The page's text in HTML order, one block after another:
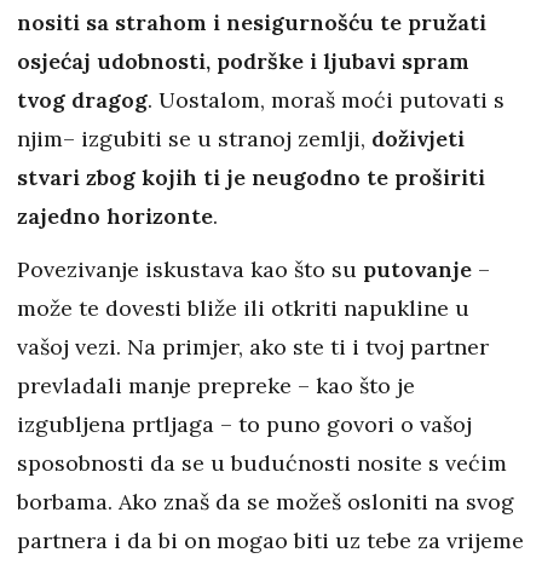
nositi sa strahom i nesigurnošću te pružati
osjećaj udobnosti, podrške i ljubavi spram
tvog dragog. Uostalom, moraš moći putovati s
njim– izgubiti se u stranoj zemlji, doživjeti
stvari zbog kojih ti je neugodno te proširiti
zajedno horizonte.
Povezivanje iskustava kao što su putovanje –
može te dovesti bliže ili otkriti napukline u
vašoj vezi. Na primjer, ako ste ti i tvoj partner
prevladali manje prepreke – kao što je
izgubljena prtljaga – to puno govori o vašoj
sposobnosti da se u budućnosti nosite s većim
borbama. Ako znaš da se možeš osloniti na svog
partnera i da bi on mogao biti uz tebe za vrijeme